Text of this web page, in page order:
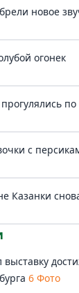
новое
огонек
с
Казанки
выставку
6 Фото